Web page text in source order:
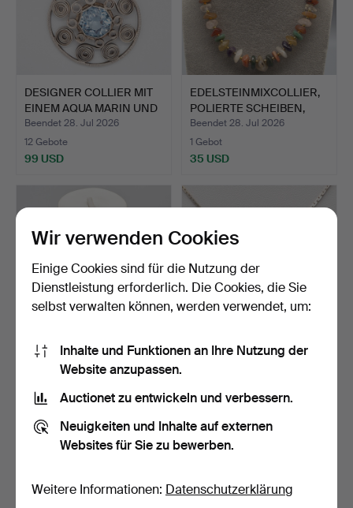
DESIGNER COLLIER MIT
EINEM AQUA MARIN UND
…
Beendet 28. Jul 2026
12 Gebote
99 USD
EDELSTEINMIXCOLLIER,
POLIERTE SCHEIBEN,
TR…
Beendet 28. Jul 2026
1 Gebot
35 USD
PERLENCOLLIER,
DREISTRÄNGIG,
HANDGEMACHTE …
1 Gebot
35 USD
COLLIER MIT DEM
42 USD
Wir verwenden Cookies
Einige Cookies sind für die Nutzung der
Dienstleistung erforderlich. Die Cookies, die Sie
selbst verwalten können, werden verwendet, um:
Inhalte und Funktionen an Ihre Nutzung der
Website anzupassen.
Auctionet zu entwickeln und verbessern.
Neuigkeiten und Inhalte auf externen
Websites für Sie zu bewerben.
Weitere Informationen: Datenschutzerklärung